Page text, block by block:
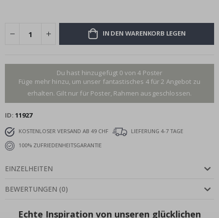
IN DEN WARENKORB LEGEN
Du hast hinzugefügt 0 von 4 Poster
Füge mehr hinzu, um unser fantastisches 4 für 2 Angebot zu
erhalten. Gilt nur für Poster, Rahmen ausgeschlossen.
ID 11927
KOSTENLOSER VERSAND AB 49 CHF
LIEFERUNG 4-7 TAGE
100% ZUFRIEDENHEITSGARANTIE
EINZELHEITEN
BEWERTUNGEN (0)
Echte Inspiration von unseren glücklichen